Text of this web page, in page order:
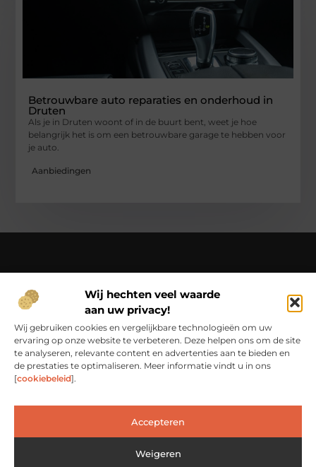
Wij hechten veel waarde
aan uw privacy!
Wij gebruiken cookies en vergelijkbare technologieën om uw
ervaring op onze website te verbeteren. Deze helpen ons om de site
te analyseren, relevante content en advertenties aan te bieden en
de prestaties te optimaliseren. Meer informatie vindt u in ons
[cookiebeleid].
Accepteren
Weigeren
Betrouwbare auto reparaties en onderhoud in
Druten
Als je in Druten woont of in de buurt bent, weet je hoe
belangrijk het is om een betrouwbare garage te hebben voor
je auto.
Aanbiedingen
Jouw gids in een wereld vol verhalen – beleef het dagelijks
leven op Ci-productions.nl.
Ontdek een rijke verzameling blogs en artikelen die je
inspireren, informeren en elke dag weer verrijken.
Bericht categorie